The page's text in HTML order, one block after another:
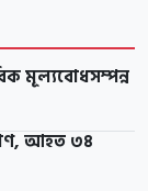
মূল্যবোধসম্পন্ন
আহত ৩৪